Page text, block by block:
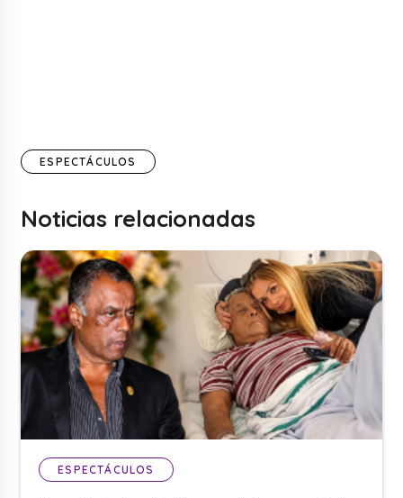
ESPECTÁCULOS
Noticias relacionadas
ESPECTÁCULOS